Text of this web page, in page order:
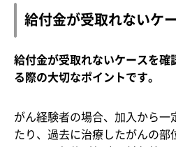
給付金が受取れないケ
給付金が受取れないケースを確
る際の大切なポイントです。
がん経験者の場合、加入から一
たり、過去に治療したがんの部